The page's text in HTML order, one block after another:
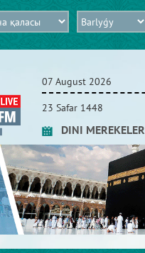
07 August 2026
23 Safar 1448
DINI MEREKELER